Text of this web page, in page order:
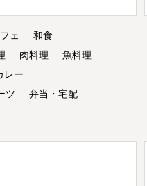
ェ
和食
肉料理
魚料理
レー
ツ 弁当・宅配